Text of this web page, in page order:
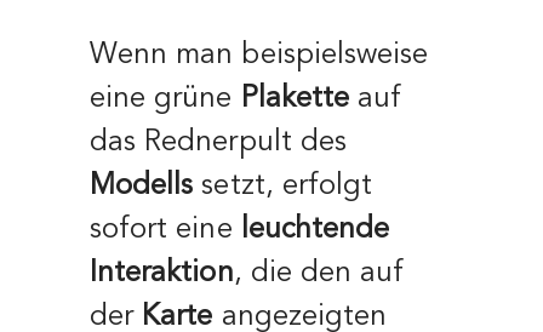
Wenn man beispielsweise
eine grüne Plaketteauf
das Rednerpult des
Modells setzt, erfolgt
sofort eine leuchtende
Interaktion, die den auf
der Karte angezeigten